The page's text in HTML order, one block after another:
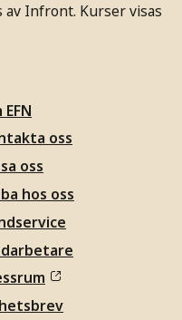
Infront. Kurser visas
EFN
oss
oss
hos oss